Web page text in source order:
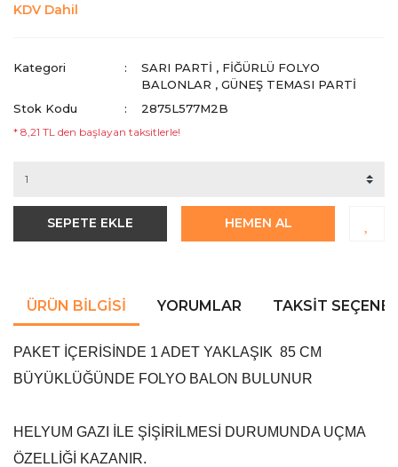
KDV Dahil
Kategori SARI PARTI , FIĞÜRLÜ FOLYO
BALONLAR ,GÜNEŞ TEMASI PARTI
Stok Kodu
2875L577M2B
* 8,21 TL den başlayan taksitlerle!
SEPETE EKLE HEMEN AL
ÜRÜN BILGISI YORUMLAR TAKSIT
PAKET İÇERİSİNDE 1 ADET YAKLAŞIK 85 CM
BÜYÜKLÜĞÜNDE FOLYO BALON BULUNUR
HELYUM GAZI İLE ŞİŞİRİLMESİ DURUMUNDA UÇMA
ÖZELLİĞİ KAZANIR.